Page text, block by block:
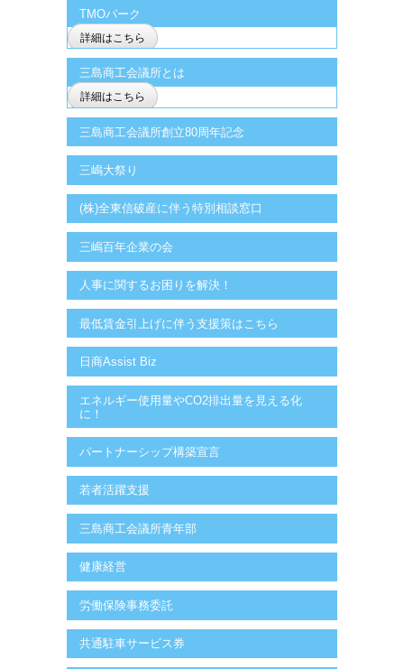
TMOパーク
詳細はこちら
三島商工会議所とは
詳細はこちら
三島商工会議所創立80周年記念
三嶋大祭り
(株)全東信破産に伴う特別相談窓口
三嶋百年企業の会
人事に関するお困りを解決！
最低賃金引上げに伴う支援策はこちら
日商Assist Biz
エネルギー使用量やCO2排出量を見える化
に！
パートナーシップ構築宣言
若者活躍支援
三島商工会議所青年部
健康経営
労働保険事務委託
共通駐車サービス券